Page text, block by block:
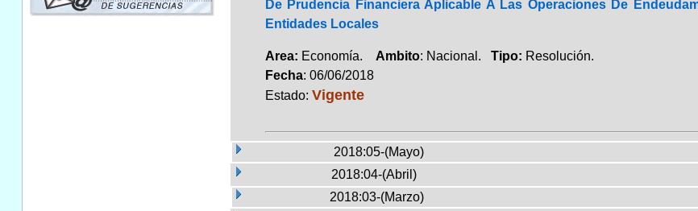
De Prudencia Financiera Aplicable A Las Operaciones De
Entidades Locales
Area: Economía. Ambito: Nacional. Tipo: Resolución.
Fecha: 06/06/2018
Estado: Vigente
2018:05-(Mayo)
2018:04-(Abril)
2018:03-(Marzo)